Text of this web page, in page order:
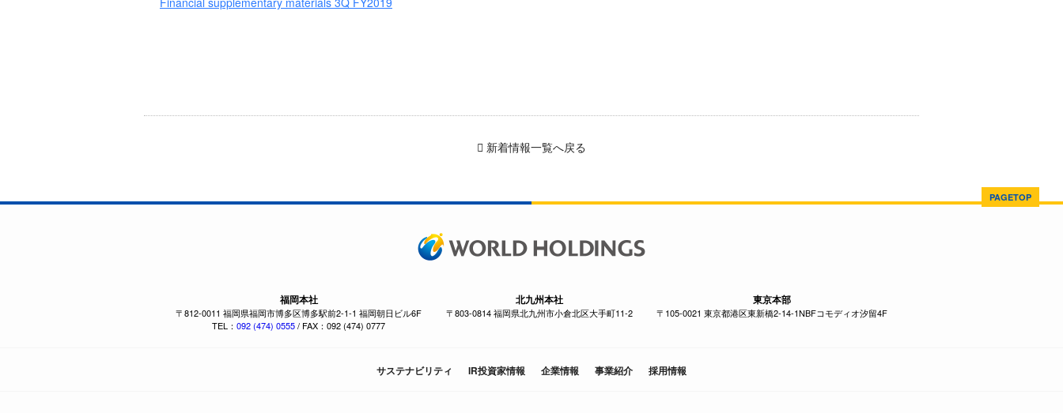
新着情報一覧へ戻る
PAGETOP
福岡本社
〒812-0011 福岡県福岡市博多区博多駅前2-1-1 福岡朝日ビル6F
TEL： 092 (474) 0555/ FAX：092 (474) 0777
北九州本社
〒803-0814 福岡県北九州市小倉北区大手町11-2
東京本部
〒105-0021 東京都港区東新橋2-14-1NBFコモディオ汐留4F
サステナビリティ IR投資家情報 企業情報 事業紹介 採用情報